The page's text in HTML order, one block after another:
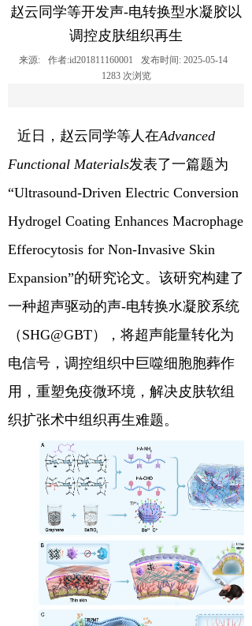
赵云同学等开发声-电转换型水凝胶以
调控皮肤组织再生
来源: 作者:id201811160001 发布时间: 2025-05-14
1283 次浏览
近日，赵云同学等人在Advanced
Functional Materials发表了一篇题为
“Ultrasound-Driven Electric Conversion
Hydrogel Coating Enhances Macrophage
Efferocytosis for Non-Invasive Skin
Expansion”的研究论文。该研究构建了
一种超声驱动的声-电转换水凝胶系统
（ SHG@GBT），将超声能量转化为
电信号，调控组织中巨噬细胞胞葬作
用，重塑免疫微环境，解决皮肤软组
织扩张术中组织再生难题。